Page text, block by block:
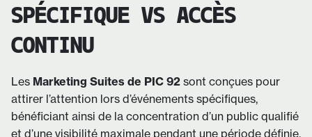
SPÉCIFIQUE VS ACCÈS
CONTINU
Les Marketing Suites de PIC 92 sont conçues pour
attirer l’attention lors d’événements spécifiques,
bénéficiant ainsi de la concentration d’un public qualifié
et d’une visibilité maximale pendant une période définie.